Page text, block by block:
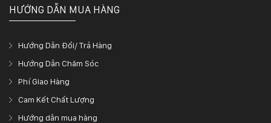
HƯỚNG DẪN MUA HÀNG
Hướng Dẫn Đổi/ Trả Hàng
Hướng Dẫn Chăm Sóc
Phí Giao Hàng
Cam Kết Chất Lượng
Hướng dẫn mua hàng